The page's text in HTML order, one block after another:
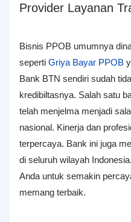
Provider Layanan
Bisnis PPOB umumnya
seperti Griya Bayar PPOB
Bank BTN sendiri sudah
kredibiltasnya. Salah satu
telah menjelma menjadi
nasional. Kinerja dan
terpercaya. Bank ini juga
di seluruh wilayah
Anda untuk semakin
memang terbaik.